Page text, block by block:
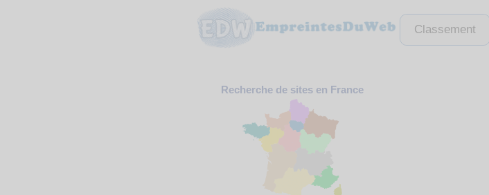
Classement
Recherche de sites en France